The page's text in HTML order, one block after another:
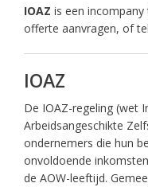
IOAZ is een incompany
offerte aanvragen, of
IOAZ
De IOAZ-regeling (wet
Arbeidsangeschikte
ondernemers die hun
onvoldoende
de AOW-leeftijd.